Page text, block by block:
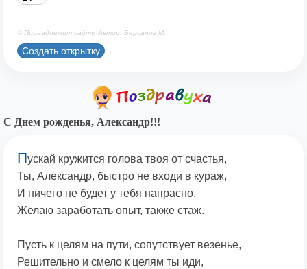
© Принадлежит сайту. Автор: Берсанов М.
Создать открытку
С Днем рожденья, Александр!!!
Пускай кружится голова твоя от счастья,
Ты, Александр, быстро не входи в кураж,
И ничего не будет у тебя напрасно,
Желаю заработать опыт, также стаж.
Пусть к целям на пути, сопутствует везенье,
Решительно и смело к целям ты иди,